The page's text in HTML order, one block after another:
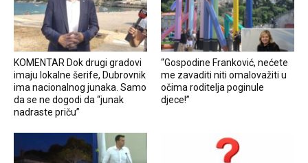
KOMENTAR Dok drugi gradovi
imaju lokalne šerife, Dubrovnik
ima nacionalnog junaka. Samo
da se ne dogodi da “junak
nadraste priču”
“Gospodine Franković, nećete
me zavaditi niti omalovažiti u
očima roditelja poginule
djece!”